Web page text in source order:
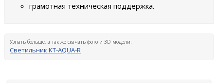
грамотная техническая поддержка.
Узнать больше, а так же скачать фото и 3D модели:
Светильник KT-AQUA-R